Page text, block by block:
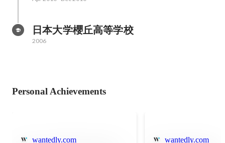
日本大学櫻丘高等学校
2006
Personal Achievements
wantedly.com wantedly.com